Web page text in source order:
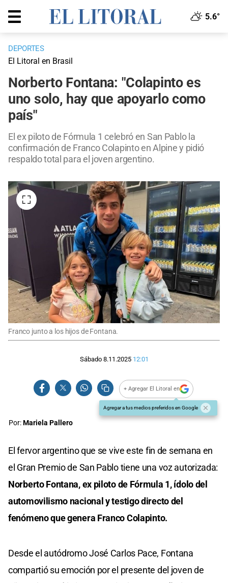
5.6°
DEPORTES
El Litoral en Brasil
Norberto Fontana: "Colapinto es
uno solo, hay que apoyarlo como
país"
El ex piloto de Fórmula 1 celebró en San Pablo la
confirmación de Franco Colapinto en Alpine y pidió
respaldo total para el joven argentino.
Franco junto a los hijos de Fontana.
Sábado 8.11.2025 12:01
+ Agregar El Litoral en
Agregar a tus medios preferidos en Google
Por:Mariela Pallero
El fervor argentino que se vive este fin de semana en
el Gran Premio de San Pablo tiene una voz autorizada:
Norberto Fontana, ex piloto de Fórmula 1, ídolo del
automovilismo nacional y testigo directo del
fenómeno que genera Franco Colapinto.
Desde el autódromo José Carlos Pace, Fontana
compartió su emoción por el presente del joven de